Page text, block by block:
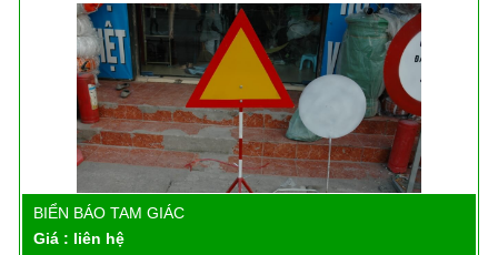
BIỂN BÁO TAM GIÁC
Giá : liên hệ